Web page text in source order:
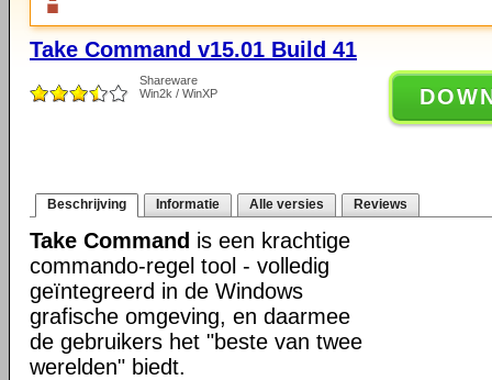
Take Command v15.01 Build 41
Shareware
Win2k / WinXP
Beschrijving Informatie Alle versies Reviews
Take Command is een krachtige
commando-regel tool - volledig
geïntegreerd in de Windows
grafische omgeving, en daarmee
de gebruikers het "beste van twee
werelden" biedt.